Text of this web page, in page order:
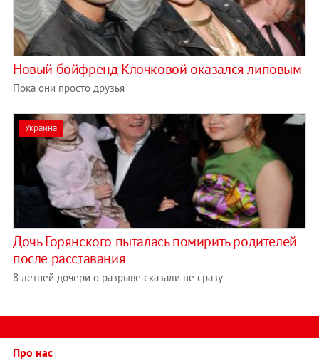
Новый бойфренд Клочковой оказался липовым
Пока они просто друзья
Украина
Дочь Горянского пыталась помирить родителей
после расставания
8-летней дочери о разрыве сказали не сразу
Про нас